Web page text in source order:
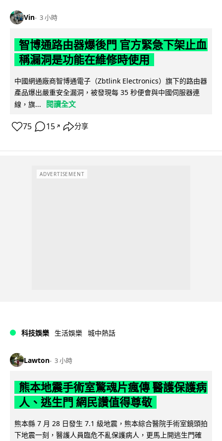
Vin 3 小時
智博通路由器爆後門 官方緊急下架止血
稱漏洞是功能在維修時使用
中國網通廠商智博通電子（Zbtlink Electronics）旗下的路由器
產品爆出嚴重安全漏洞，被發現每 35 秒便會與中國伺服器連
線，旗...
閱讀全文
75 15 ↗ 分享
ADVERTISEMENT
科技娛樂 生活娛樂 城中熱話
Lawton 3 小時
熊本地震手術室驚魂片瘋傳 醫護保護病
人、逃生門 網民讚值得尊敬
熊本縣 7 月 28 日發生 7.1 級地震，熊本綜合醫院手術室鏡頭拍
下地震一刻，醫護人員臨危不亂保護病人，更馬上開逃生門確